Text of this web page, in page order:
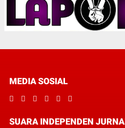
MEDIA SOSIAL
SUARA INDEPENDEN